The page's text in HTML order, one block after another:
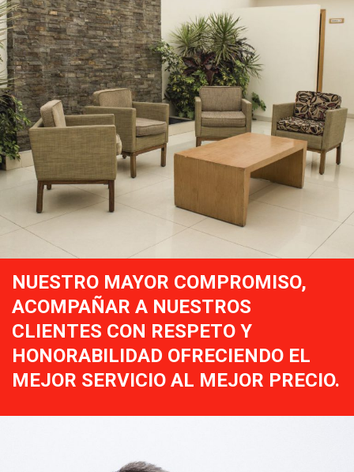
NUESTRO MAYOR COMPROMISO,
ACOMPAÑAR A NUESTROS
CLIENTES CON RESPETO Y
HONORABILIDAD OFRECIENDO EL
MEJOR SERVICIO AL MEJOR PRECIO.